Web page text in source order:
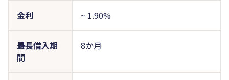
金利 ~ 1.90%
最長借入期
間
8か月